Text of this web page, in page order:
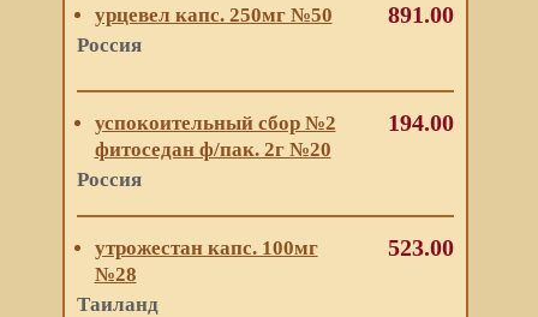
урцевел капс. 250мг №50
Россия
891.00
успокоительный сбор №2
фитоседан ф/пак. 2г №20
Россия
194.00
утрожестан капс. 100мг
№28
Таиланд
523.00